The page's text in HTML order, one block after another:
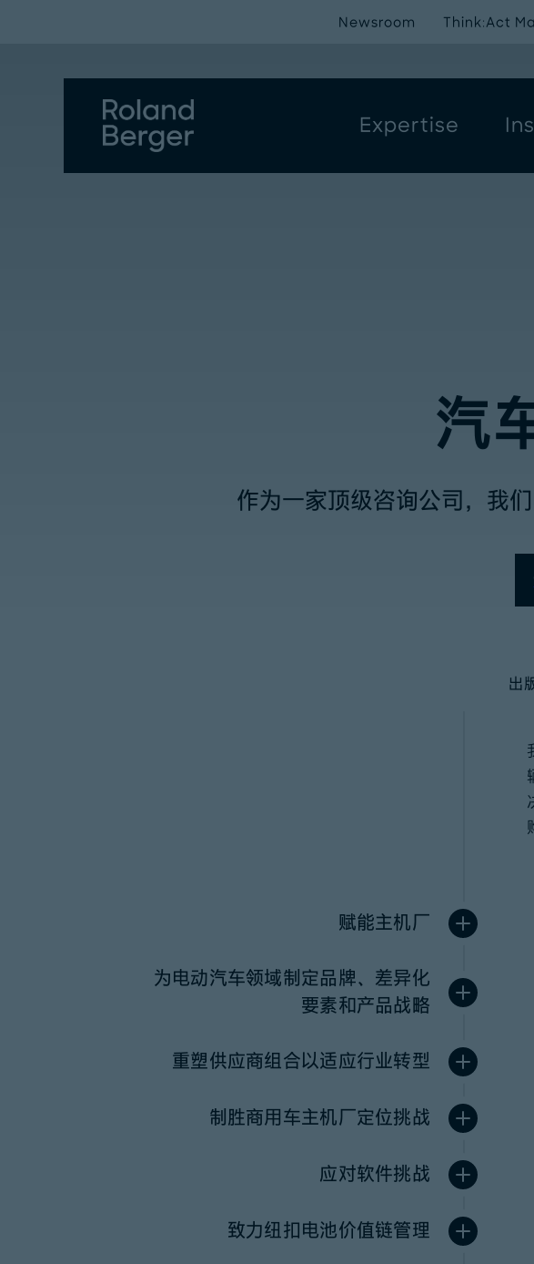
Expertise
Newsroom Think:Act
汽
作为一家顶级咨询公司，我
出
赋能主机厂
为电动汽车领域制定品牌、差异化
要素和产品战略
重塑供应商组合以适应行业转型
制胜商用车主机厂定位挑战
应对软件挑战
致力纽扣电池价值链管理